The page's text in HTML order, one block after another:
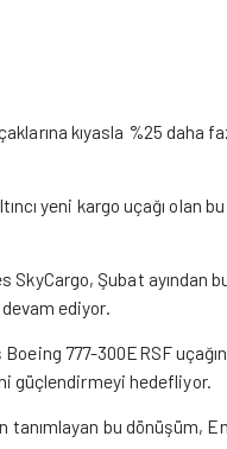
kıyasla %25 daha
yeni kargo uçağı olan
Şubat ayından
ediyor.
777-300ERSF
güçlendirmeyi hedefliyor.
tanımlayan bu dönüşüm,